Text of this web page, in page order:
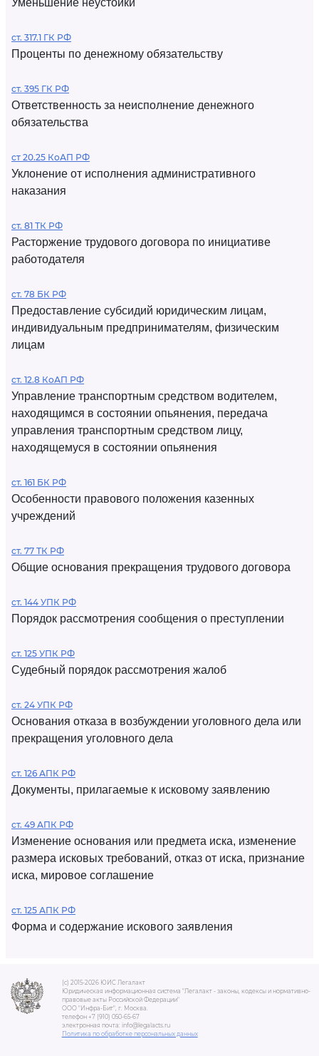
Уменьшение неустойки
ст. 317.1 ГК РФ
Проценты по денежному обязательству
ст. 395 ГК РФ
Ответственность за неисполнение денежного
обязательства
ст 20.25 КоАП РФ
Уклонение от исполнения административного
наказания
ст. 81 ТК РФ
Расторжение трудового договора по инициативе
работодателя
ст. 78 БК РФ
Предоставление субсидий юридическим лицам,
индивидуальным предпринимателям, физическим
лицам
ст. 12.8 КоАП РФ
Управление транспортным средством водителем,
находящимся в состоянии опьянения, передача
управления транспортным средством лицу,
находящемуся в состоянии опьянения
ст. 161 БК РФ
Особенности правового положения казенных
учреждений
ст. 77 ТК РФ
Общие основания прекращения трудового договора
ст. 144 УПК РФ
Порядок рассмотрения сообщения о преступлении
ст. 125 УПК РФ
Судебный порядок рассмотрения жалоб
ст. 24 УПК РФ
Основания отказа в возбуждении уголовного дела или
прекращения уголовного дела
ст. 126 АПК РФ
Документы, прилагаемые к исковому заявлению
ст. 49 АПК РФ
Изменение основания или предмета иска, изменение
размера исковых требований, отказ от иска, признание
иска, мировое соглашение
ст. 125 АПК РФ
Форма и содержание искового заявления
(c) 2015-2026 ЮИС Легалакт
Юридическая информационная система "Легалакт - законы, кодексы и нормативно-
правовые акты Российской Федерации"
ООО "Инфра-Бит", г. Москва.
телефон +7 (910) 050-65-67
электронная почта: info@legalacts.ru
Политика по обработке персональных данных